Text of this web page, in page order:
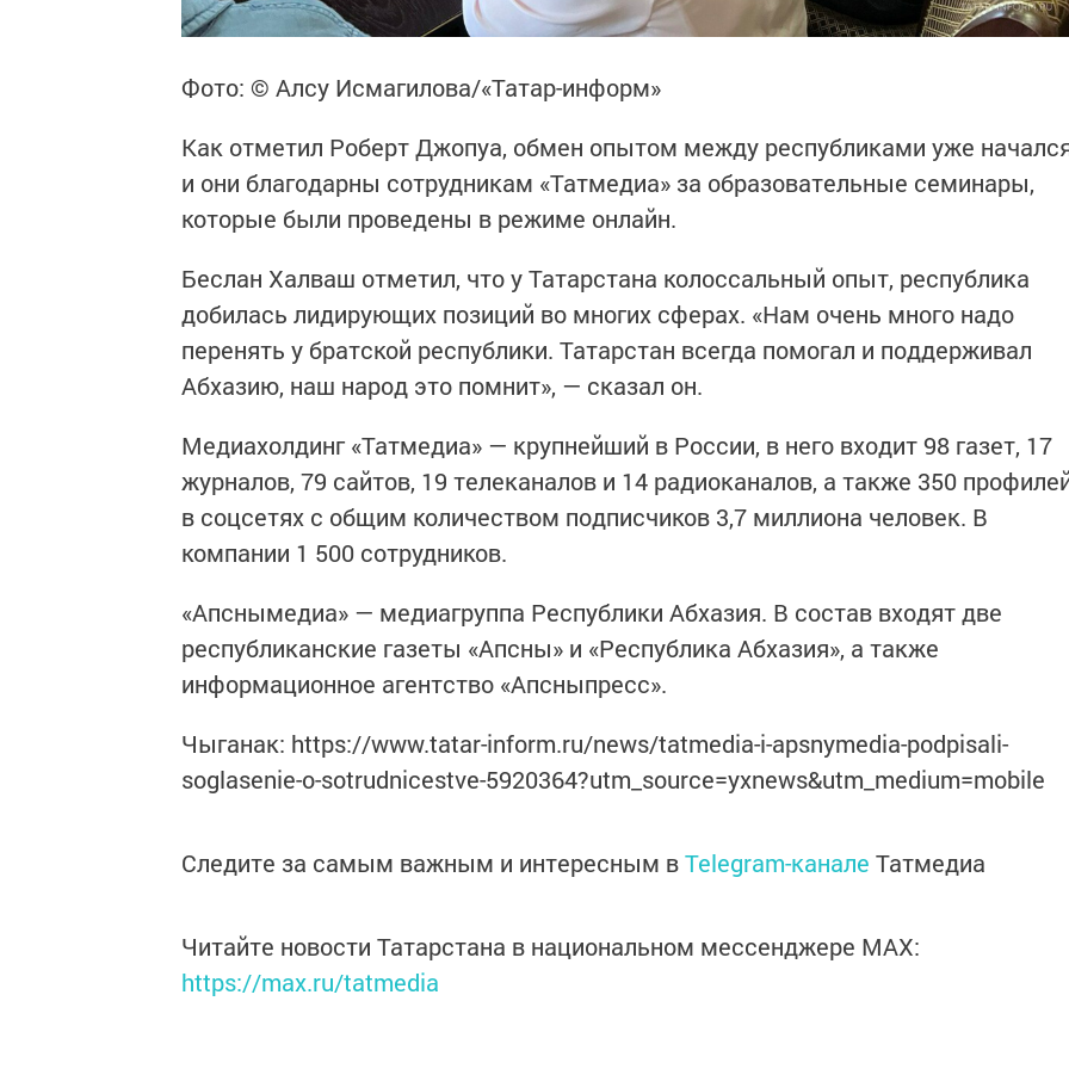
Фото: © Алсу Исмагилова/«Татар-информ»
Как отметил Роберт Джопуа, обмен опытом между республиками уже
и они благодарны сотрудникам «Татмедиа» за образовательные семинары,
которые были проведены в режиме онлайн.
Беслан Халваш отметил, что у Татарстана колоссальный опыт, республика
добилась лидирующих позиций во многих сферах. «Нам очень много надо
перенять у братской республики. Татарстан всегда помогал и поддерживал
Абхазию, наш народ это помнит», — сказал он.
Медиахолдинг «Татмедиа» — крупнейший в России, в него входит 98 газет, 17
журналов, 79 сайтов, 19 телеканалов и 14 радиоканалов, а также 350
в соцсетях с общим количеством подписчиков 3,7 миллиона человек. В
компании 1 500 сотрудников.
«Апснымедиа» — медиагруппа Республики Абхазия. В состав входят две
республиканские газеты «Апсны» и «Республика Абхазия», а также
информационное агентство «Апсныпресс».
Чыганак: https://www.tatar-inform.ru/news/tatmedia-i-apsnymedia-podpisali-
soglasenie-o-sotrudnicestve-5920364?utm_source=yxnews&utm_medium=mobile
Следите за самым важным и интересным вTelegram-канале Татмедиа
Читайте новости Татарстана в национальном мессенджере MАХ:
https://max.ru/tatmedia